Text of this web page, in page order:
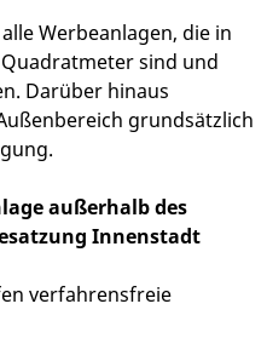
Werbeanlagen, die in
sind und
Darüber hinaus
grundsätzlich
außerhalb des
Innenstadt
verfahrensfreie